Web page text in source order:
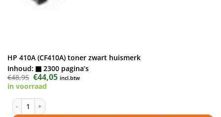
HP 410A (CF410A) toner zwart huismerk
Inhoud:
2300 pagina’s
€48,95 Oorspronkelijke
prijs
was:
€44,05Huidige
prijs
incl.btw
in voorraad
HP 410A (CF410A) toner zwart huismerk aantal